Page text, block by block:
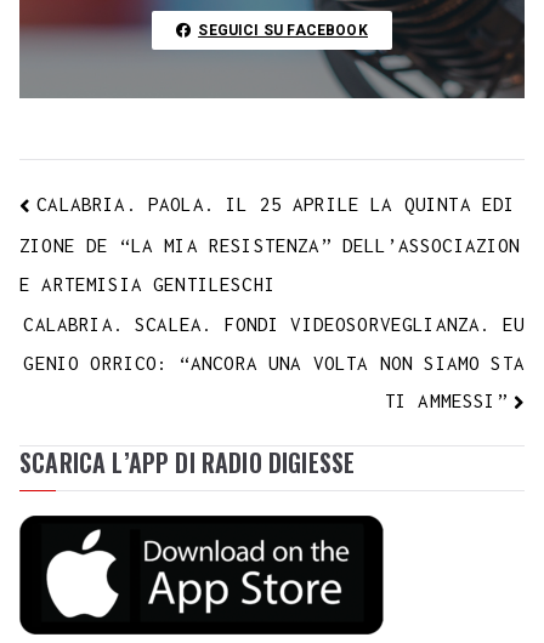
t
k
SEGUICI SU FACEBOOK
CALABRIA. PAOLA. IL 25 APRILE LA QUINTA EDI
ZIONE DE “LA MIA RESISTENZA” DELL’ASSOCIAZION
E ARTEMISIA GENTILESCHI
CALABRIA. SCALEA. FONDI VIDEOSORVEGLIANZA. EU
GENIO ORRICO: “ANCORA UNA VOLTA NON SIAMO STA
TI AMMESSI”
SCARICA L’APP DI RADIO DIGIESSE